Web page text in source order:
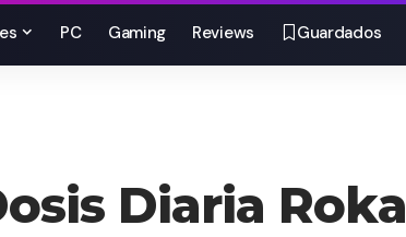
PC Gaming Reviews Guardados
Diaria Roka